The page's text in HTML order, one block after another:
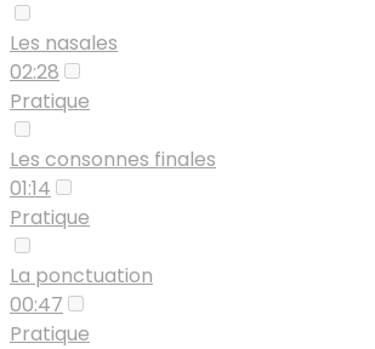
Les nasales
02:28
Pratique
Les consonnes finales
01:14
Pratique
La ponctuation
00:47
Pratique